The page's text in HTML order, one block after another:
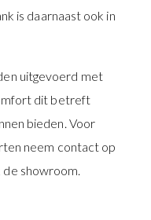
is daarnaast ook in
uitgevoerd met
dit betreft
bieden. Voor
neem contact op
showroom.